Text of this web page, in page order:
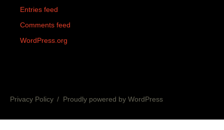
Entries feed
Comments feed
WordPress.org
Privacy Policy Proudly powered by WordPress